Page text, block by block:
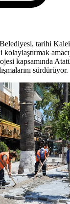
tarihi
kolaylaştırmak
kapsamında
sürdürüyor.